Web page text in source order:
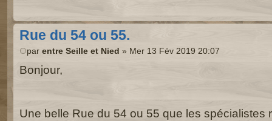
Rue du 54 ou 55.
par entre Seille et Nied » Mer 13 Fév 2019 20:07
Bonjour,
Une belle Rue du 54 ou 55 que les spécialistes